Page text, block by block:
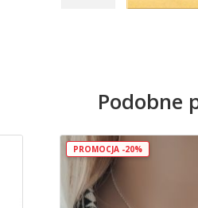
sercem
symbolem
nieskończoności
Podobne
PROMOCJA -20%